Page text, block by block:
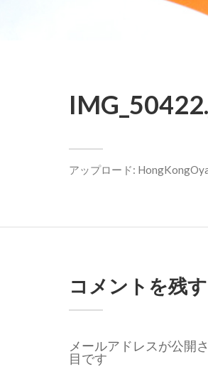
アップロード:
コメントを残す
メールアドレスが公開
目です